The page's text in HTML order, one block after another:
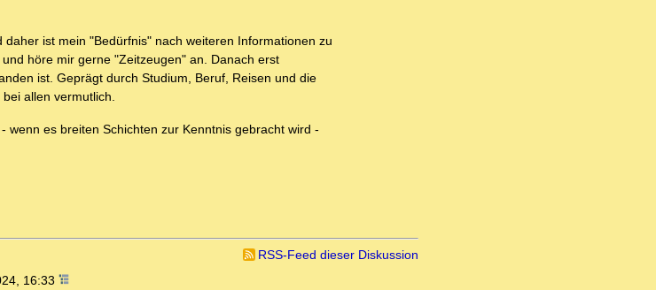
ist mein "Bedürfnis" nach weiteren Informationen zu
höre mir gerne "Zeitzeugen" an. Danach erst
ist. Geprägt durch Studium, Beruf, Reisen und die
allen vermutlich.
wenn es breiten Schichten zur Kenntnis gebracht wird -
RSS-Feed dieser Diskussion
16:33